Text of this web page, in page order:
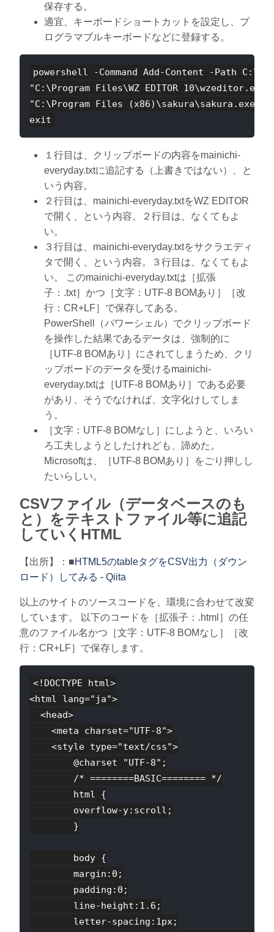
保存する。
適宜、キーボードショートカットを設定し、プ
ログラマブルキーボードなどに登録する。
powershell -Command Add-Content -Path
"C:\Program Files\WZ EDITOR 10\wzeditor.exe"
"C:\Program Files (x86)\sakura\sakura.exe"
１行目は、クリップボードの内容をmainichi-
everyday.txtに追記する（上書きではない）、と
いう内容。
２行目は、mainichi-everyday.txtをWZ EDITOR
で開く、という内容。２行目は、なくてもよ
い。
３行目は、mainichi-everyday.txtをサクラエディ
タで開く、という内容。３行目は、なくてもよ
い。 このmainichi-everyday.txtは［拡張
子：.txt］かつ［文字：UTF-8 BOMあり］［改
行：CR+LF］で保存してある。
PowerShell（パワーシェル）でクリップボード
を操作した結果であるデータは、強制的に
［UTF-8 BOMあり］にされてしまうため、クリ
ップボードのデータを受けるmainichi-
everyday.txtは［UTF-8 BOMあり］である必要
があり、そうでなければ、文字化けしてしま
う。
［文字：UTF-8 BOMなし］にしようと、いろい
ろ工夫しようとしたけれども、諦めた。
Microsoftは、［UTF-8 BOMあり］をごり押しし
たいらしい。
CSVファイル（データベースのも
と）をテキストファイル等に追記
していくHTML
【出所】：■HTML5のtableタグをCSV出力（ダウン
ロード）してみる - Qiita
以上のサイトのソースコードを、環境に合わせて改変
しています。 以下のコードを［拡張子：.html］の任
意のファイル名かつ［文字：UTF-8 BOMなし］［改
行：CR+LF］で保存します。
<!DOCTYPE html>
<html lang="ja">
  <head>
    <meta charset="UTF-8">
    <style type="text/css">
        @charset "UTF-8";
        /* ========BASIC======== */
        html {
        overflow-y:scroll;
        }
        body {
        margin:0;
        padding:0;
        line-height:1.6;
        letter-spacing:1px;